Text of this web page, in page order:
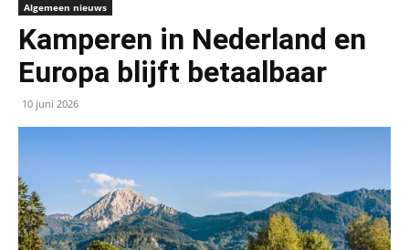
Algemeen nieuws
Kamperen in Nederland en
Europa blijft betaalbaar
10 juni 2026